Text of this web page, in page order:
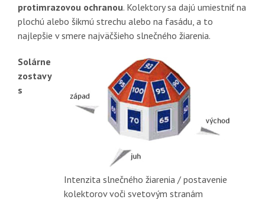
protimrazovou ochranou. Kolektory sa dajú umiestniť na
plochú alebo šikmú strechu alebo na fasádu, a to
najlepšie v smere najväčšieho slnečného žiarenia.
Intenzita slnečného žiarenia / postavenie
kolektorov voči svetovým stranám
Solárne
zostavy
s